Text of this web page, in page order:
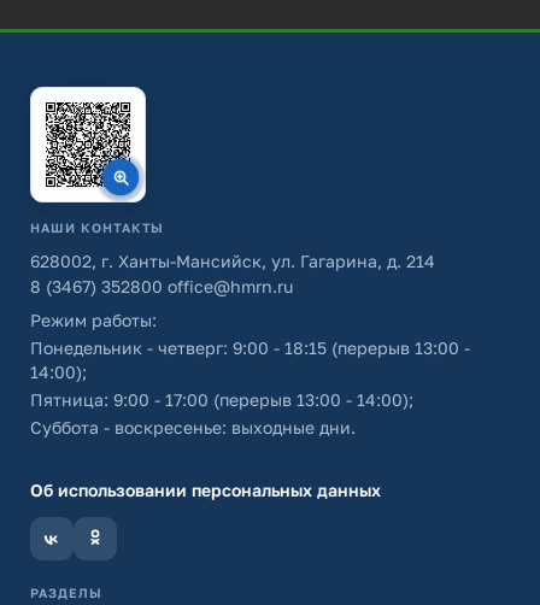
НАШИ КОНТАКТЫ
628002, г. Ханты-Мансийск, ул. Гагарина, д. 214
8 (3467) 352800 office@hmrn.ru
Режим работы:
Понедельник - четверг: 9:00 - 18:15 (перерыв 13:00 -
14:00);
Пятница: 9:00 - 17:00 (перерыв 13:00 - 14:00);
Суббота - воскресенье: выходные дни.
Об использовании персональных данных
РАЗДЕЛЫ